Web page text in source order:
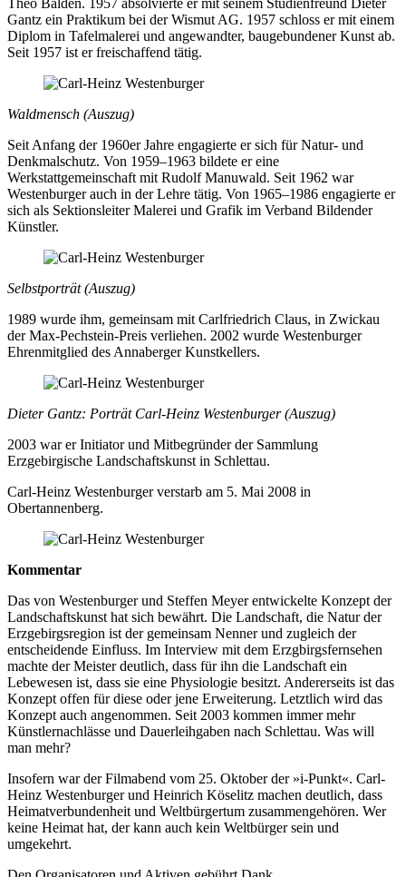
Gantz ein Praktikum bei der Wismut AG. 1957 schloss er mit einem
Diplom in Tafelmalerei und angewandter, baugebundener Kunst ab.
Seit 1957 ist er freischaffend tätig.
Waldmensch (Auszug)
Seit Anfang der 1960er Jahre engagierte er sich für Natur- und
Denkmalschutz. Von 1959–1963 bildete er eine
Werkstattgemeinschaft mit Rudolf Manuwald. Seit 1962 war
Westenburger auch in der Lehre tätig. Von 1965–1986 engagierte er
sich als Sektionsleiter Malerei und Grafik im Verband Bildender
Künstler.
Selbstporträt (Auszug)
1989 wurde ihm, gemeinsam mit Carlfriedrich Claus, in Zwickau
der Max-Pechstein-Preis verliehen. 2002 wurde Westenburger
Ehrenmitglied des Annaberger Kunstkellers.
Dieter Gantz: Porträt Carl-Heinz Westenburger (Auszug)
2003 war er Initiator und Mitbegründer der Sammlung
Erzgebirgische Landschaftskunst in Schlettau.
Carl-Heinz Westenburger verstarb am 5. Mai 2008 in
Obertannenberg.
Kommentar
Das von Westenburger und Steffen Meyer entwickelte Konzept der
Landschaftskunst hat sich bewährt. Die Landschaft, die Natur der
Erzgebirgsregion ist der gemeinsam Nenner und zugleich der
entscheidende Einfluss. Im Interview mit dem Erzgbirgsfernsehen
machte der Meister deutlich, dass für ihn die Landschaft ein
Lebewesen ist, dass sie eine Physiologie besitzt. Andererseits ist das
Konzept offen für diese oder jene Erweiterung. Letztlich wird das
Konzept auch angenommen. Seit 2003 kommen immer mehr
Künstlernachlässe und Dauerleihgaben nach Schlettau. Was will
man mehr?
Insofern war der Filmabend vom 25. Oktober der »i-Punkt«. Carl-
Heinz Westenburger und Heinrich Köselitz machen deutlich, dass
Heimatverbundenheit und Weltbürgertum zusammengehören. Wer
keine Heimat hat, der kann auch kein Weltbürger sein und
umgekehrt.